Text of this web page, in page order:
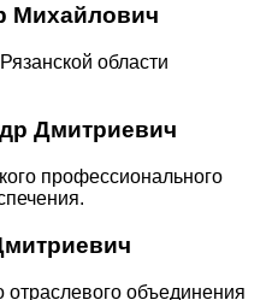
Михайлович
области
Дмитриевич
профессионального
объединения